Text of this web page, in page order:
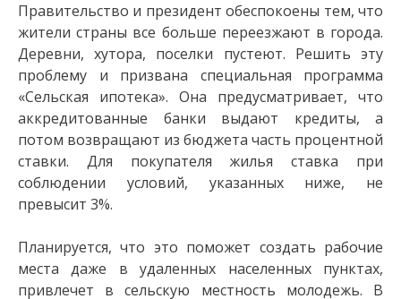
Правительство и президент обеспокоены тем, что
жители страны все больше переезжают в города.
Деревни, хутора, поселки пустеют. Решить эту
проблему и призвана специальная программа
«Сельская ипотека». Она предусматривает, что
аккредитованные банки выдают кредиты, а
потом возвращают из бюджета часть процентной
ставки. Для покупателя жилья ставка при
соблюдении условий, указанных ниже, не
превысит 3%.
Планируется, что это поможет создать рабочие
места даже в удаленных населенных пунктах,
привлечет в сельскую местность молодежь. В